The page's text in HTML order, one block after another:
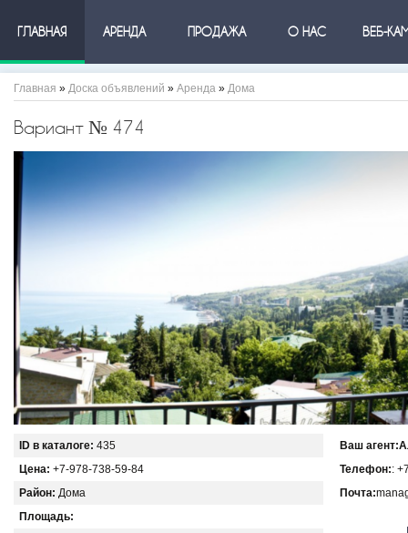
ГЛАВНАЯ АРЕНДА ПРОДАЖА О НАС ВЕБ-
Главная » Доска объявлений » Аренда » Дома
Вариант № 474
ID в каталоге: 435
Цена: +7-978-738-59-84
Район: Дома
Площадь:
Ваш агент:
Телефон::
Почта: